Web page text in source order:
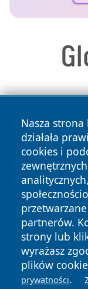
Nasza
działała
cookies i
partnerów.
strony lub
wyrażasz
plików
prywatności.
Copyright © 2026
zastrzeżone.
News Autorzy